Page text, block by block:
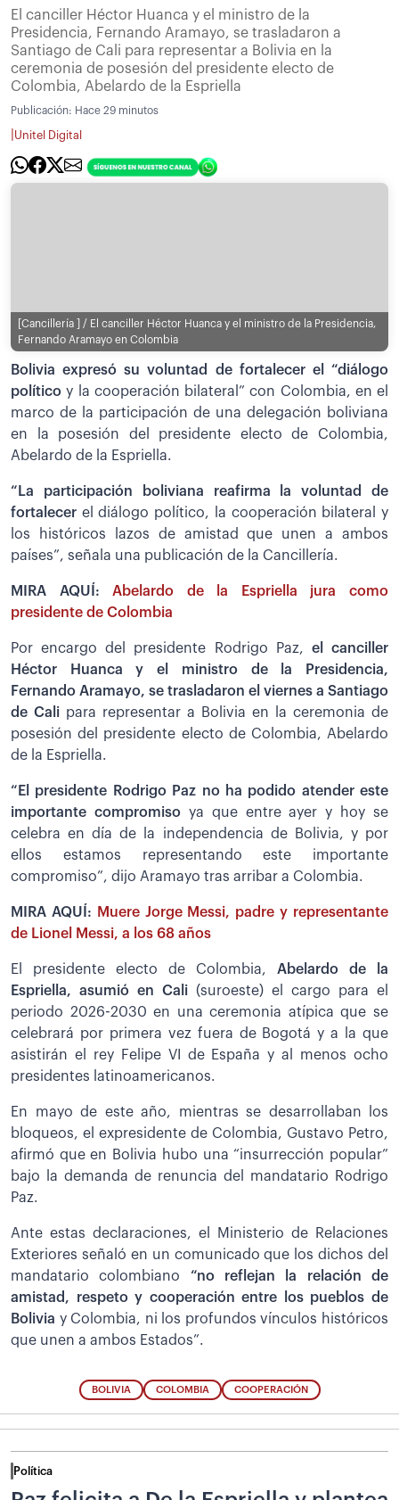
El canciller Héctor Huanca y el ministro de la
Presidencia, Fernando Aramayo, se trasladaron a
Santiago de Cali para representar a Bolivia en la
ceremonia de posesión del presidente electo de
Colombia, Abelardo de la Espriella
Publicación: Hace 29 minutos
Unitel Digital
[Cancillería ] / El canciller Héctor Huanca y el ministro de la Presidencia,
Fernando Aramayo en Colombia
Bolivia expresó su voluntad de fortalecer el “diálogo
políticoy la cooperación bilateral” con Colombia, en el
marco de la participación de una delegación boliviana
en la posesión del presidente electo de Colombia,
Abelardo de la Espriella.
“La participación boliviana reafirma la voluntad de
fortalecer el diálogo político, la cooperación bilateral y
los históricos lazos de amistad que unen a ambos
países”, señala una publicación de la Cancillería.
MIRA AQUÍ:Abelardo de la Espriella jura como
presidente de Colombia
Por encargo del presidente Rodrigo Paz, el canciller
Héctor Huanca y el ministro de la Presidencia,
Fernando Aramayo, se trasladaron el viernes a Santiago
de Cali para representar a Bolivia en la ceremonia de
posesión del presidente electo de Colombia, Abelardo
de la Espriella.
“El presidente Rodrigo Paz no ha podido atender este
importante compromisoya que entre ayer y hoy se
celebra en día de la independencia de Bolivia, y por
ellos estamos representando este importante
compromiso”, dijo Aramayo tras arribar a Colombia.
MIRA AQUÍ:
Muere Jorge Messi, padre y representante
de Lionel Messi, a los 68 años
El presidente electo de Colombia, Abelardo de la
Espriella, asumió en Cali (suroeste) el cargo para el
periodo 2026-2030 en una ceremonia atípica que se
celebrará por primera vez fuera de Bogotá y a la que
asistirán el rey Felipe VI de España y al menos ocho
presidentes latinoamericanos.
En mayo de este año, mientras se desarrollaban los
bloqueos, el expresidente de Colombia, Gustavo Petro,
afirmó que en Bolivia hubo una “insurrección popular”
bajo la demanda de renuncia del mandatario Rodrigo
Paz.
Ante estas declaraciones, el Ministerio de Relaciones
Exteriores señaló en un comunicado que los dichos del
mandatario colombiano “no reflejan la relación de
amistad, respeto y cooperación entre los pueblos de
Bolivia y Colombia, ni los profundos vínculos históricos
que unen a ambos Estados”.
BOLIVIA COLOMBIA COOPERACIÓN
Política